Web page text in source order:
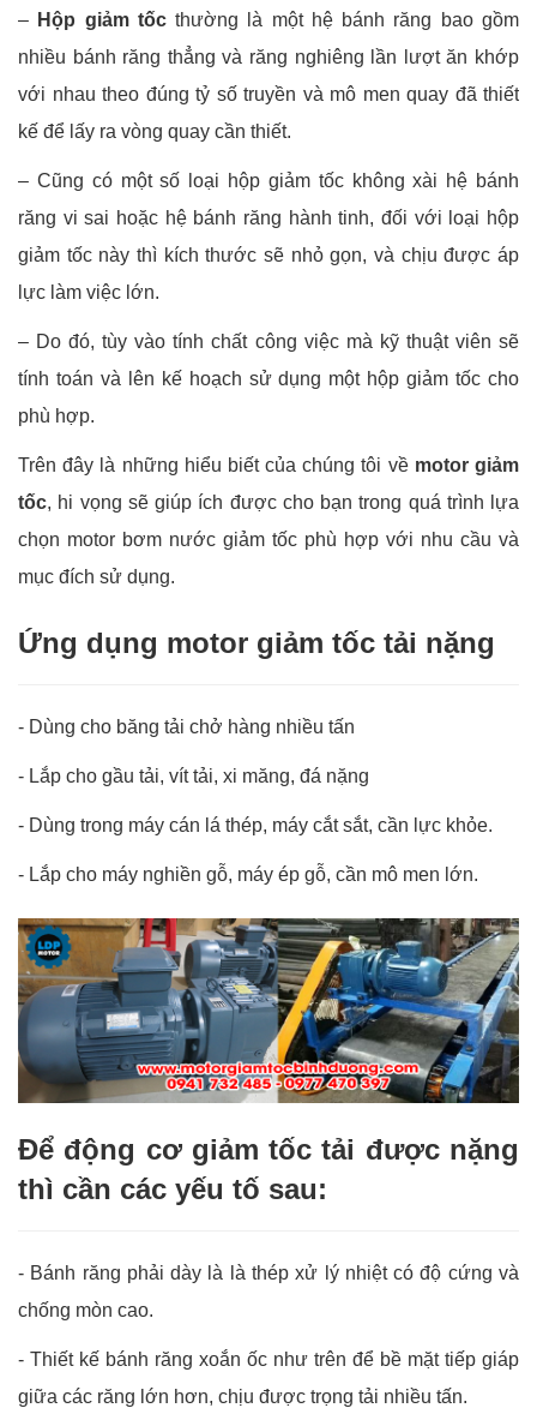
– Hộp giảm tốcthường là một hệ bánh răng bao gồm
nhiều bánh răng thẳng và răng nghiêng lần lượt ăn khớp
với nhau theo đúng tỷ số truyền và mô men quay đã thiết
kế để lấy ra vòng quay cần thiết.
– Cũng có một số loại hộp giảm tốc không xài hệ bánh
răng vi sai hoặc hệ bánh răng hành tinh, đối với loại hộp
giảm tốc này thì kích thước sẽ nhỏ gọn, và chịu được áp
lực làm việc lớn.
– Do đó, tùy vào tính chất công việc mà kỹ thuật viên sẽ
tính toán và lên kế hoạch sử dụng một hộp giảm tốc cho
phù hợp.
Trên đây là những hiểu biết của chúng tôi về motor giảm
tốc, hi vọng sẽ giúp ích được cho bạn trong quá trình lựa
chọn motor bơm nước giảm tốc phù hợp với nhu cầu và
mục đích sử dụng.
Ứng dụng motor giảm tốc tải nặng
- Dùng cho băng tải chở hàng nhiều tấn
- Lắp cho gầu tải, vít tải, xi măng, đá nặng
- Dùng trong máy cán lá thép, máy cắt sắt, cần lực khỏe.
- Lắp cho máy nghiền gỗ, máy ép gỗ, cần mô men lớn.
Để động cơ giảm tốc tải được nặng
thì cần các yếu tố sau:
- Bánh răng phải dày là là thép xử lý nhiệt có độ cứng và
chống mòn cao.
- Thiết kế bánh răng xoắn ốc như trên để bề mặt tiếp giáp
giữa các răng lớn hơn, chịu được trọng tải nhiều tấn.